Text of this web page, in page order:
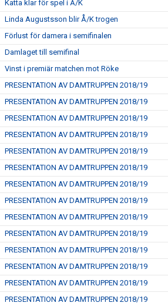
Katta klar för spel i Å/K
Linda Augustsson blir Å/K trogen
Förlust för damera i semifinalen
Damlaget till semifinal
Vinst i premiär matchen mot Röke
PRESENTATION AV DAMTRUPPEN 2018/19
PRESENTATION AV DAMTRUPPEN 2018/19
PRESENTATION AV DAMTRUPPEN 2018/19
PRESENTATION AV DAMTRUPPEN 2018/19
PRESENTATION AV DAMTRUPPEN 2018/19
PRESENTATION AV DAMTRUPPEN 2018/19
PRESENTATION AV DAMTRUPPEN 2018/19
PRESENTATION AV DAMTRUPPEN 2018/19
PRESENTATION AV DAMTRUPPEN 2018/19
PRESENTATION AV DAMTRUPPEN 2018/19
PRESENTATION AV DAMTRUPPEN 2018/19
PRESENTATION AV DAMTRUPPEN 2018/19
PRESENTATION AV DAMTRUPPEN 2018/19
PRESENTATION AV DAMTRUPPEN 2018/19